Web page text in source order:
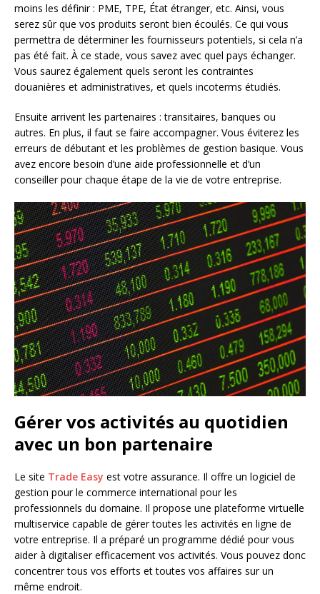
moins les définir : PME, TPE, État étranger, etc. Ainsi, vous
serez sûr que vos produits seront bien écoulés. Ce qui vous
permettra de déterminer les fournisseurs potentiels, si cela n’a
pas été fait. À ce stade, vous savez avec quel pays échanger.
Vous saurez également quels seront les contraintes
douanières et administratives, et quels incoterms étudiés.
Ensuite arrivent les partenaires : transitaires, banques ou
autres. En plus, il faut se faire accompagner. Vous éviterez les
erreurs de débutant et les problèmes de gestion basique. Vous
avez encore besoin d’une aide professionnelle et d’un
conseiller pour chaque étape de la vie de votre entreprise.
Gérer vos activités au quotidien
avec un bon partenaire
Le site Trade Easy est votre assurance. Il offre un logiciel de
gestion pour le commerce international pour les
professionnels du domaine. Il propose une plateforme virtuelle
multiservice capable de gérer toutes les activités en ligne de
votre entreprise. Il a préparé un programme dédié pour vous
aider à digitaliser efficacement vos activités. Vous pouvez donc
concentrer tous vos efforts et toutes vos affaires sur un
même endroit.